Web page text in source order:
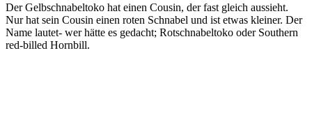
Der Gelbschnabeltoko hat einen Cousin, der fast gleich aussieht.
Nur hat sein Cousin einen roten Schnabel und ist etwas kleiner. Der
Name lautet- wer hätte es gedacht; Rotschnabeltoko oder Southern
red-billed Hornbill.